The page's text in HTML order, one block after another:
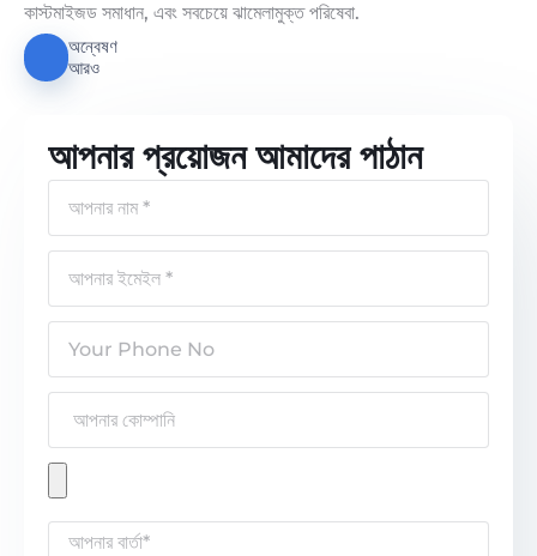
কাস্টমাইজড সমাধান, এবং সবচেয়ে ঝামেলামুক্ত পরিষেবা.
অন্বেষণ
আরও
আপনার প্রয়োজন আমাদের পাঠান